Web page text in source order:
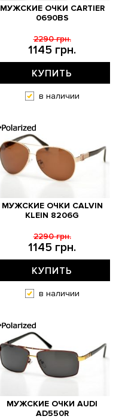
МУЖСКИЕ ОЧКИ CARTIER
0690BS
1145 грн.
2290 грн.
КУПИТЬ
в наличии
МУЖСКИЕ ОЧКИ CALVIN
KLEIN 8206G
1145 грн.
2290 грн.
КУПИТЬ
в наличии
МУЖСКИЕ ОЧКИ AUDI
AD550R